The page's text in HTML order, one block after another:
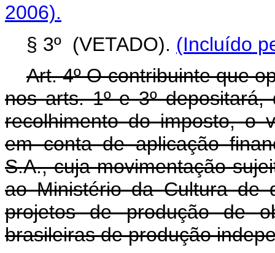
2006).
§ 3º (VETADO). (Incluído
Art. 4º O contribuinte que
nos arts. 1º e 3º
recolhimento do imposto, o
em conta de aplicação
S.A., cuja movimentação
ao Ministério da Cultura de
projetos de produção de
brasileiras de produção